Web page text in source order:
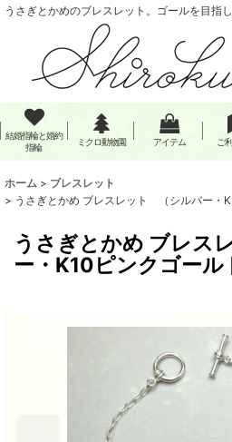
うさぎとかめのブレスレット。ゴールを目指
結婚指輪と婚約
指輪
ミクロ動物園 アイテム ご
ホーム > ブレスレット
> うさぎとかめ ブレスレット （シルバー・
うさぎとかめ ブレス
ー・K10ピンクゴール